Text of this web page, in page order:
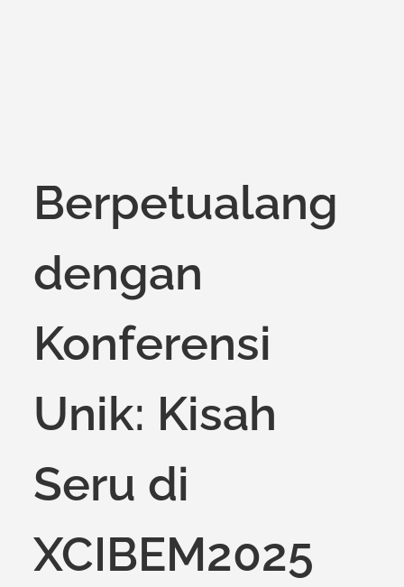
Berpetualang
dengan
Konferensi
Unik: Kisah
Seru di
XCIBEM2025